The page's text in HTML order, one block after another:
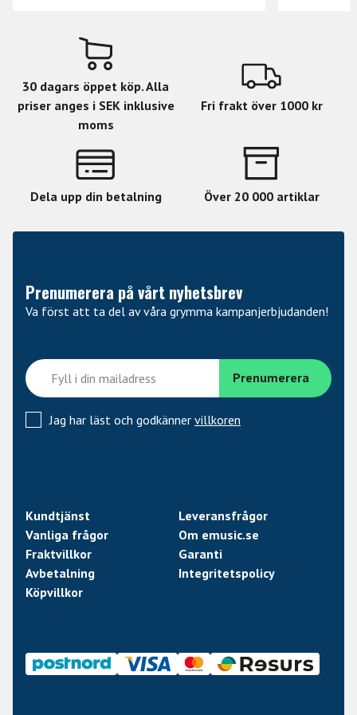
delay-pedal - Antal Tappningar, Fördröjning och
Återkoppling - är bara grunderna. Kontroller för Spridning,
Slurm och Chop öppnar upp en ny värld av möjligheter.
30 dagars öppet köp. Alla
priser anges i SEK inklusive
moms
Fri frakt över 1000 kr
Dela upp din betalning Över 20 000 artiklar
Prenumerera på vårt nyhetsbrev
Va först att ta del av våra grymma kampanjerbjudanden!
Jag har läst och godkänner villkoren
Kundtjänst
Leveransfrågor
Vanliga frågor
Om emusic.se
Fraktvillkor
Garanti
Avbetalning
Integritetspolicy
Köpvillkor